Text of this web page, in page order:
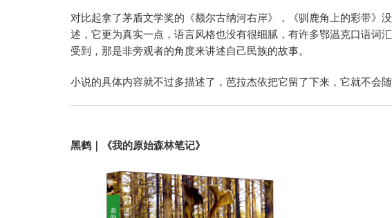
对比起拿了茅盾文学奖的《额尔古纳河右岸》，《驯鹿角上的彩带》
述，它更为真实一点，语言风格也没有很细腻，有许多鄂温克口语词
受到，那是非旁观者的角度来讲述自己民族的故事。
小说的具体内容就不过多描述了，芭拉杰依把它留了下来，它就不会
黑鹤｜《我的原始森林笔记》